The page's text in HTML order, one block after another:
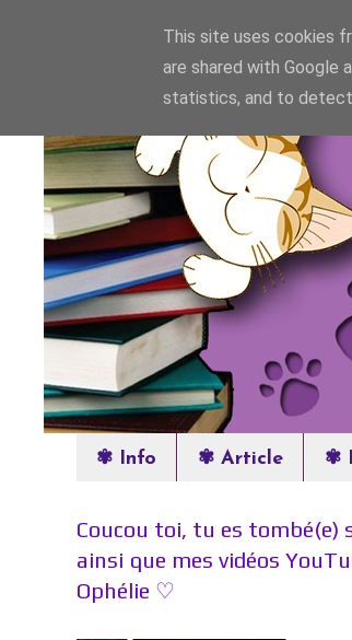
✾ Info ✾ Article ✾
Coucou toi, tu es tombé(e)
ainsi que mes vidéos
Ophélie ♡
This site uses cookies
are shared with Google
statistics, and to detect